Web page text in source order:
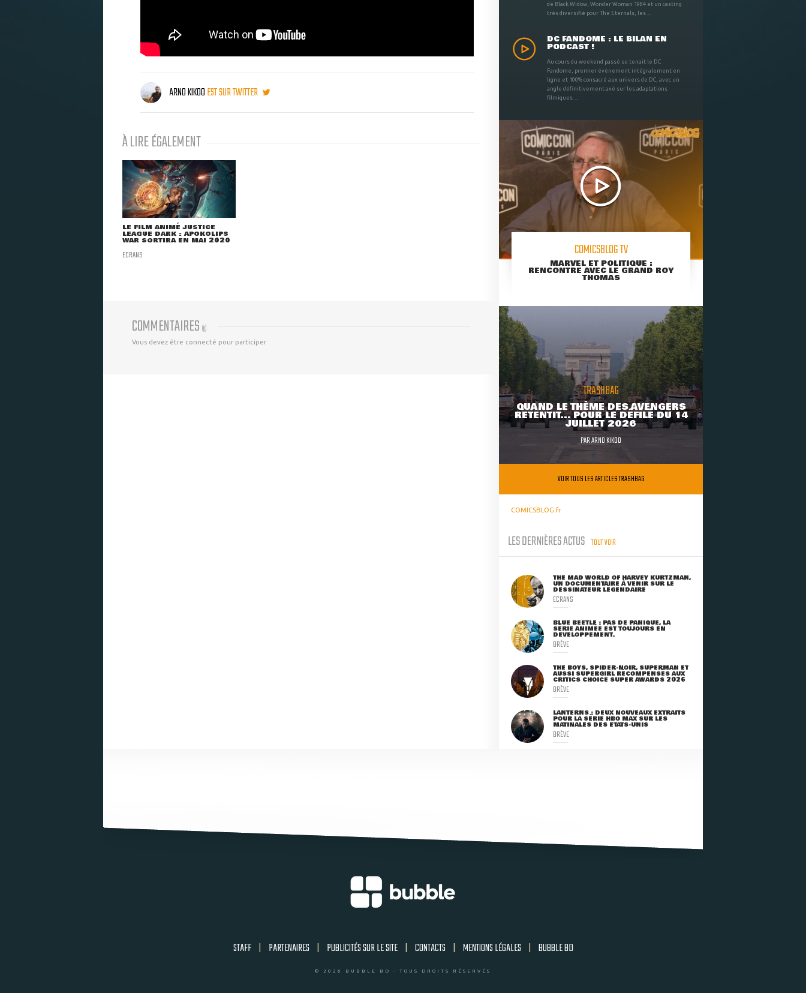
ARNO KIKOOEST SUR TWITTER
À LIRE ÉGALEMENT
LE FILM ANIMÉ JUSTICE
LEAGUE DARK : APOKOLIPS
WAR SORTIRA EN MAI 2020
ECRANS
COMMENTAIRES (0)
Vous devez être connecté pour participer
de Black Widow, Wonder Woman 1984 et un casting
très diversifié pour The Eternals, les ...
DC FANDOME : LE BILAN EN
PODCAST !
Au cours du weekend passé se tenait le DC
Fandome, premier évènement intégralement en
ligne et 100% consacré aux univers de DC, avec un
angle définitivement axé sur les adaptations
filmiques ...
COMICSBLOG TV
MARVEL ET POLITIQUE :
RENCONTRE AVEC LE GRAND ROY
THOMAS
TRASHBAG
QUAND LE THÈME DES AVENGERS
RETENTIT... POUR LE DÉFILÉ DU 14
JUILLET 2026
PARARNO KIKOO
VOIR TOUS LES ARTICLES TRASHBAG
COMICSBLOG.fr
LES DERNIÈRES ACTUS TOUT VOIR
THE MAD WORLD OF HARVEY KURTZMAN,
UN DOCUMENTAIRE À VENIR SUR LE
DESSINATEUR LÉGENDAIRE
ECRANS
BLUE BEETLE : PAS DE PANIQUE, LA
SÉRIE ANIMÉE EST TOUJOURS EN
DÉVELOPPEMENT.
BRÈVE
THE BOYS, SPIDER-NOIR, SUPERMAN ET
AUSSI SUPERGIRL RÉCOMPENSÉS AUX
CRITICS CHOICE SUPER AWARDS 2026
BRÈVE
LANTERNS : DEUX NOUVEAUX EXTRAITS
POUR LA SÉRIE HBO MAX SUR LES
MATINALES DES ETATS-UNIS
BRÈVE
STAFF | PARTENAIRES | PUBLICITÉS SUR LE SITE | CONTACTS | MENTIONS LÉGALES | BUBBLE BD
© 2026 BUBBLE BD - TOUS DROITS RÉSERVÉS